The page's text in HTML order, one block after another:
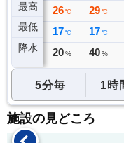
最高
最低
降水
24 ℃
18 ℃
0 ミリ
26 ℃
17 ℃
20 %
29 ℃
17 ℃
40 %
5分毎 1時
施設の見どころ